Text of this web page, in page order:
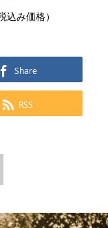
み価格）
Share
RSS